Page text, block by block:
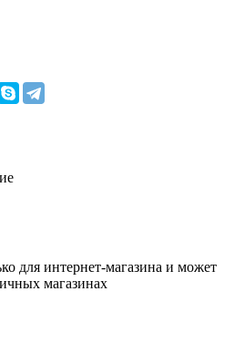
для интернет-магазина и может
магазинах